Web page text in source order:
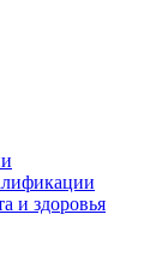
и здоровья